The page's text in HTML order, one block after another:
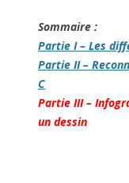
Sommaire :
Partie I – Les
Partie II –
C
Partie III –
un dessin